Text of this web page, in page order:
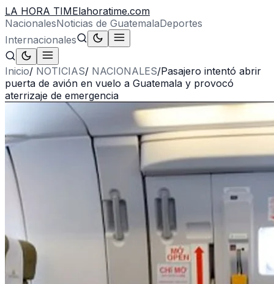
LA HORA TIMElahoratime.com
NacionalesNoticias de GuatemalaDeportes
Internacionales
Inicio/ NOTICIAS/ NACIONALES/Pasajero intentó abrir
puerta de avión en vuelo a Guatemala y provocó
aterrizaje de emergencia